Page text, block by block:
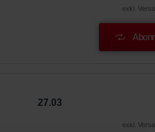
exkl.
27.03
exkl.